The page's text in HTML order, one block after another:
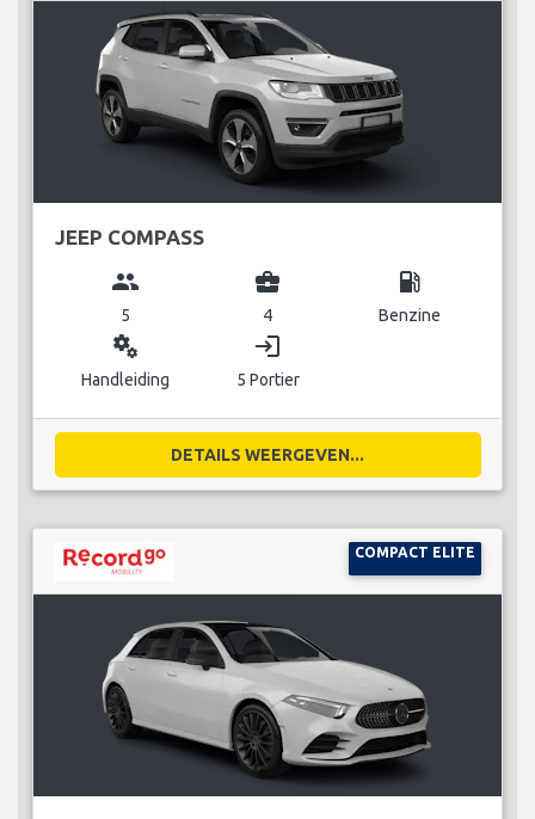
JEEP COMPASS
group
5
business_center
4
local_gas_station
Benzine
miscellaneous_services
Handleiding
login
5 Portier
DETAILS WEERGEVEN...
COMPACT ELITE